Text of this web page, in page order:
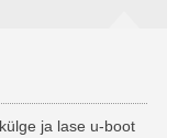
ja lase u-boot